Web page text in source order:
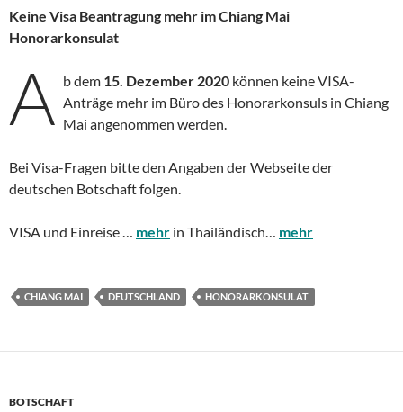
Keine Visa Beantragung mehr im Chiang Mai
Honorarkonsulat
A b dem 15. Dezember 2020 können keine VISA-
Anträge mehr im Büro des Honorarkonsuls in Chiang
Mai angenommen werden.
Bei Visa-Fragen bitte den Angaben der Webseite der
deutschen Botschaft folgen.
VISA und Einreise … mehr in Thailändisch… mehr
CHIANG MAI DEUTSCHLAND HONORARKONSULAT
BOTSCHAFT